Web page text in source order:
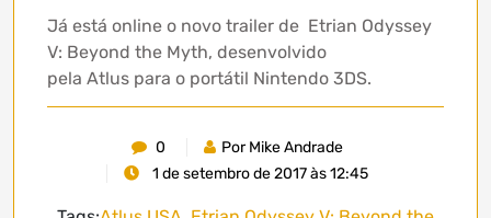
Já está online o novo trailer de Etrian Odyssey
V: Beyond the Myth, desenvolvido
pela Atlus para o portátil Nintendo 3DS.
0
Por Mike Andrade
1 de setembro de 2017 às 12:45